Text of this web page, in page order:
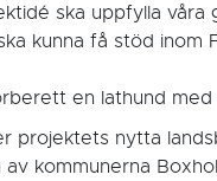
ska uppfylla våra
kunna få stöd inom
en lathund
projektets nytta
av kommunerna